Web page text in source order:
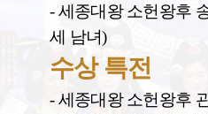
- 세종대왕 소헌왕후
세 남녀)
수상 특전
- 세종대왕 소헌왕후